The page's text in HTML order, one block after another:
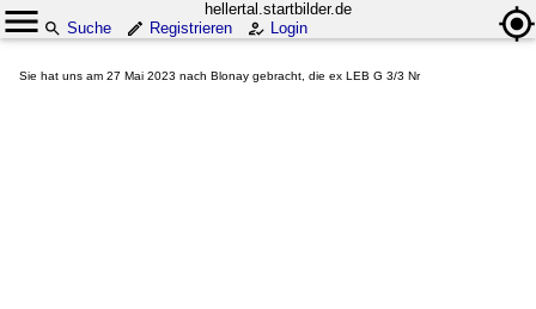
hellertal.startbilder.de
Suche
Registrieren Login
Sie hat uns am 27 Mai 2023 nach Blonay gebracht, die ex LEB G 3/3 Nr